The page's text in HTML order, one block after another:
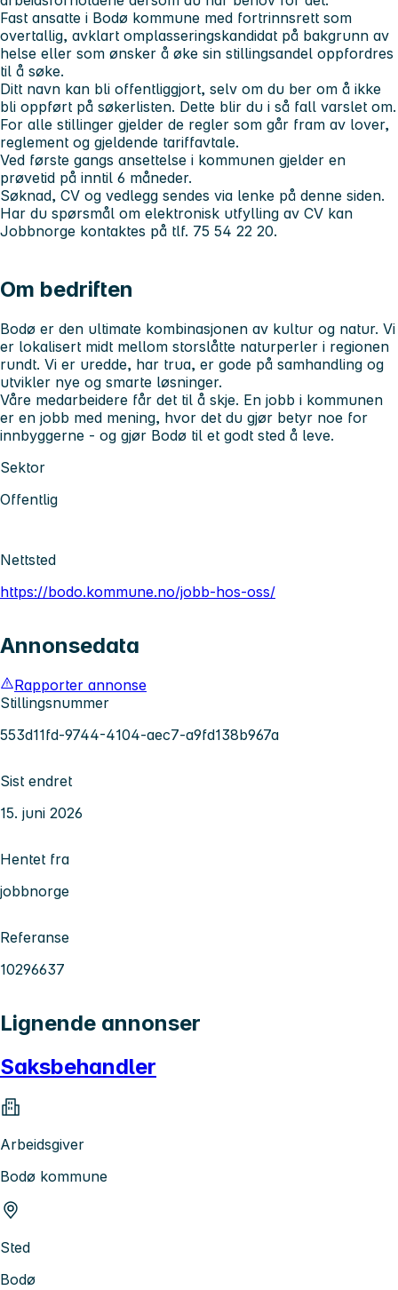
Fast ansatte i Bodø kommune med fortrinnsrett som
overtallig, avklart omplasseringskandidat på bakgrunn av
helse eller som ønsker å øke sin stillingsandel oppfordres
til å søke.
Ditt navn kan bli offentliggjort, selv om du ber om å ikke
bli oppført på søkerlisten. Dette blir du i så fall varslet om.
For alle stillinger gjelder de regler som går fram av lover,
reglement og gjeldende tariffavtale.
Ved første gangs ansettelse i kommunen gjelder en
prøvetid på inntil 6 måneder.
Søknad, CV og vedlegg sendes via lenke på denne siden.
Har du spørsmål om elektronisk utfylling av CV kan
Jobbnorge kontaktes på tlf. 75 54 22 20.
Om bedriften
Bodø er den ultimate kombinasjonen av kultur og natur. Vi
er lokalisert midt mellom storslåtte naturperler i regionen
rundt. Vi er uredde, har trua, er gode på samhandling og
utvikler nye og smarte løsninger.
Våre medarbeidere får det til å skje. En jobb i kommunen
er en jobb med mening, hvor det du gjør betyr noe for
innbyggerne - og gjør Bodø til et godt sted å leve.
Sektor
Offentlig
Nettsted
https://bodo.kommune.no/jobb-hos-oss/
Annonsedata
Rapporter annonse
Stillingsnummer
553d11fd-9744-4104-aec7-a9fd138b967a
Sist endret
15. juni 2026
Hentet fra
jobbnorge
Referanse
10296637
Lignende annonser
Saksbehandler
Arbeidsgiver
Bodø kommune
Sted
Bodø